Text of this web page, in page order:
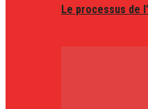
Le processus de